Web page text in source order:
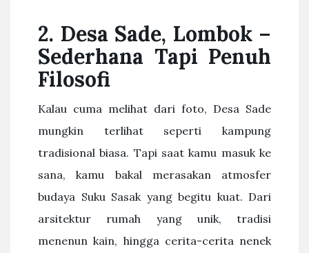
2. Desa Sade, Lombok –
Sederhana Tapi Penuh
Filosofi
Kalau cuma melihat dari foto, Desa Sade
mungkin terlihat seperti kampung
tradisional biasa. Tapi saat kamu masuk ke
sana, kamu bakal merasakan atmosfer
budaya Suku Sasak yang begitu kuat. Dari
arsitektur rumah yang unik, tradisi
menenun kain, hingga cerita-cerita nenek